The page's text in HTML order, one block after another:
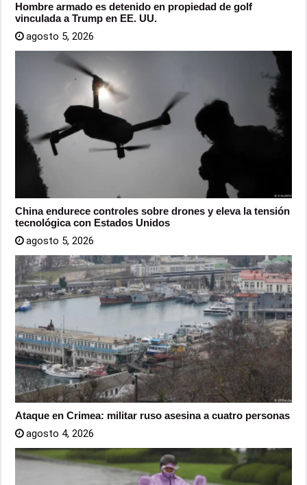
Hombre armado es detenido en propiedad de golf
vinculada a Trump en EE. UU.
agosto 5, 2026
China endurece controles sobre drones y eleva la tensión
tecnológica con Estados Unidos
agosto 5, 2026
Ataque en Crimea: militar ruso asesina a cuatro personas
agosto 4, 2026